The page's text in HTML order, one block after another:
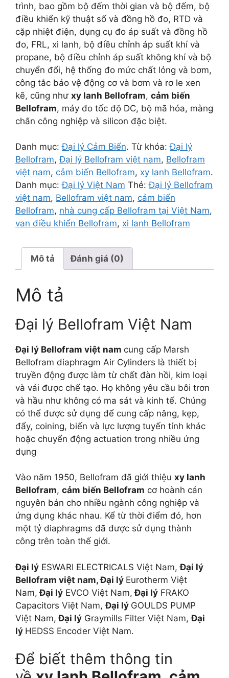
trình, bao gồm bộ đếm thời gian và bộ đếm, bộ
điều khiển kỹ thuật số và đồng hồ đo, RTD và
cặp nhiệt điện, dụng cụ đo áp suất và đồng hồ
đo, FRL, xi lanh, bộ điều chỉnh áp suất khí và
propane, bộ điều chỉnh áp suất không khí và bộ
chuyển đổi, hệ thống đo mức chất lỏng và bơm,
công tắc bảo vệ động cơ và bơm và rơ le xen
kẽ, cũng như xy lanh Bellofram, cảm biến
Bellofram, máy đo tốc độ DC, bộ mã hóa, màng
chắn công nghiệp và silicon đặc biệt.
Danh mục:Đại lý Cảm Biến. Từ khóa:Đại lý
Bellofram,Đại lý Bellofram việt nam, Bellofram
việt nam, cảm biến Bellofram, xy lanh Bellofram.
Danh mục:Đại lý Việt Nam Thẻ:Đại lý Bellofram
việt nam, Bellofram việt nam, cảm biến
Bellofram, nhà cung cấp Bellofram tại Việt Nam,
van điều khiển Bellofram, xi lanh Bellofram
Mô tả Đánh giá (0)
Mô tả
Đại lý Bellofram Việt Nam
Đại lý Bellofram việt nam cung cấp Marsh
Bellofram diaphragm Air Cylinders là thiết bị
truyền động được làm từ chất đàn hồi, kim loại
và vải được chế tạo. Họ không yêu cầu bôi trơn
và hầu như không có ma sát và kinh tế. Chúng
có thể được sử dụng để cung cấp nâng, kẹp,
đẩy, coining, biến và lực lượng tuyến tính khác
hoặc chuyển động actuation trong nhiều ứng
dụng
Vào năm 1950, Bellofram đã giới thiệu xy lanh
Bellofram, cảm biến Bellofram cơ hoành cán
nguyên bản cho nhiều ngành công nghiệp và
ứng dụng khác nhau. Kể từ thời điểm đó, hơn
một tỷ diaphragms đã được sử dụng thành
công trên toàn thế giới.
Đại lý ESWARI ELECTRICALS Việt Nam,Đại lý
Bellofram việt nam, Đại lý Eurotherm Việt
Nam, Đại lý EVCO Việt Nam, Đại lý FRAKO
Capacitors Việt Nam,Đại lý GOULDS PUMP
Việt Nam, Đại lý Graymills Filter Việt Nam,Đại
lý HEDSS Encoder Việt Nam.
Để biết thêm thông tin